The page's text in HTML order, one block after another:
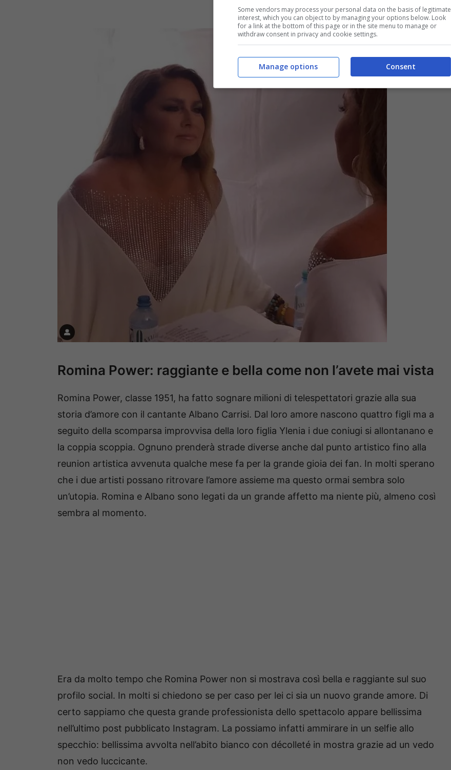
Romina Power: raggiante e bella come non l’avete mai vista
Romina Power, classe 1951, ha fatto sognare milioni di telespettatori grazie alla sua
storia d’amore con il cantante Albano Carrisi. Dal loro amore nascono quattro figli ma a
seguito della scomparsa improvvisa della loro figlia Ylenia i due coniugi si allontanano e
la coppia scoppia. Ognuno prenderà strade diverse anche dal punto artistico fino alla
reunion artistica avvenuta qualche mese fa per la grande gioia dei fan. In molti sperano
che i due artisti possano ritrovare l’amore assieme ma questo ormai sembra solo
un’utopia. Romina e Albano sono legati da un grande affetto ma niente più, almeno così
sembra al momento.
Era da molto tempo che Romina Power non si mostrava così bella e raggiante sul suo
profilo social. In molti si chiedono se per caso per lei ci sia un nuovo grande amore. Di
certo sappiamo che questa grande professionista dello spettacolo appare bellissima
nell’ultimo post pubblicato Instagram. La possiamo infatti ammirare in un selfie allo
specchio: bellissima avvolta nell’abito bianco con décolleté in mostra grazie ad un vedo
non vedo luccicante.
Some vendors may process your personal data on the basis of legitimate
interest, which you can object to by managing your options below. Look
for a link at the bottom of this page or in the site menu to manage or
withdraw consent in privacy and cookie settings.
Consent
Manage options